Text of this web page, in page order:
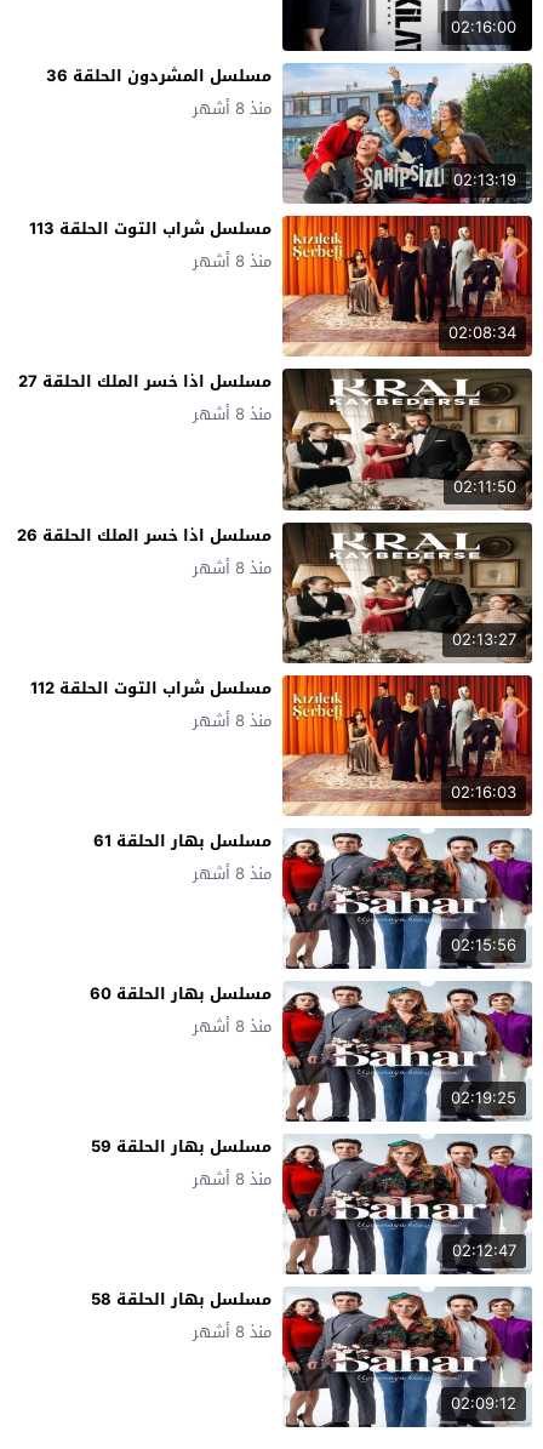
02:16:00
02:13:19
مسلسل المشردون الحلقة 36
منذ 8 أشهر
02:08:34
مسلسل شراب التوت الحلقة 113
منذ 8 أشهر
02:11:50
مسلسل اذا خسر الملك الحلقة 27
منذ 8 أشهر
02:13:27
مسلسل اذا خسر الملك الحلقة 26
منذ 8 أشهر
02:16:03
مسلسل شراب التوت الحلقة 112
منذ 8 أشهر
02:15:56
مسلسل بهار الحلقة 61
منذ 8 أشهر
02:19:25
مسلسل بهار الحلقة 60
منذ 8 أشهر
02:12:47
مسلسل بهار الحلقة 59
منذ 8 أشهر
02:09:12
مسلسل بهار الحلقة 58
منذ 8 أشهر